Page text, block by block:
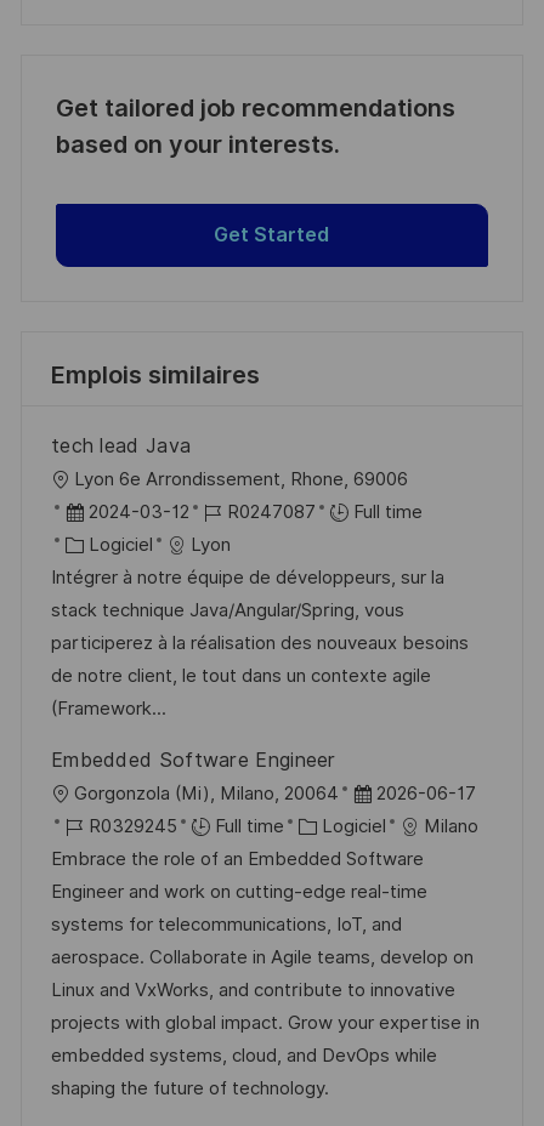
Get tailored job recommendations
based on your interests.
Get Started
Emplois similaires
tech lead Java
o
c
a
l
i
s
a
i
o
Lyon 6e Arrondissement, Rhone, 69006
D
a
t
e
d
’
a
f
i
c
h
a
g
e
2024-03-12
R
é
f
é
r
e
e
d
u
p
o
s
t
e
R0247087
Full time
C
a
t
é
g
o
i
e
Logiciel
Lyon
Intégrer à notre équipe de développeurs, sur la
stack technique Java/Angular/Spring, vous
participerez à la réalisation des nouveaux besoins
de notre client, le tout dans un contexte agile
(Framework...
Embedded Software Engineer
o
c
a
l
i
s
a
t
i
Gorgonzola (Mi), Milano, 20064
D
a
t
e
d
’
a
f
f
2026-06-17
R
é
f
é
r
e
n
c
e
R0329245 Full time
C
a
t
é
g
o
r
i
e
Logiciel
Milano
Embrace the role of an Embedded Software
Engineer and work on cutting-edge real-time
systems for telecommunications, IoT, and
aerospace. Collaborate in Agile teams, develop on
Linux and VxWorks, and contribute to innovative
projects with global impact. Grow your expertise in
embedded systems, cloud, and DevOps while
shaping the future of technology.